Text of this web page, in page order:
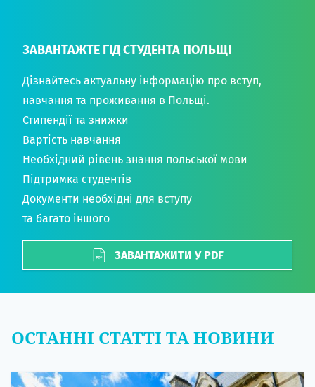
ЗАВАНТАЖТЕ ГІД СТУДЕНТА ПОЛЬЩІ
Дізнайтесь актуальну інформацію про вступ,
навчання та проживання в Польщі.
Стипендії та знижки
Вартість навчання
Необхідний рівень знання польської мови
Підтримка студентів
Документи необхідні для вступу
та багато іншого
ЗАВАНТАЖИТИ У PDF
ОСТАННІ СТАТТІ ТА НОВИНИ